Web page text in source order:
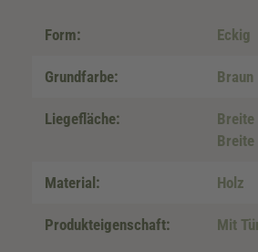
Form: Eckig
Grundfarbe: Braun
Liegefläche:
Material: Holz
Produkteigenschaft: Mit